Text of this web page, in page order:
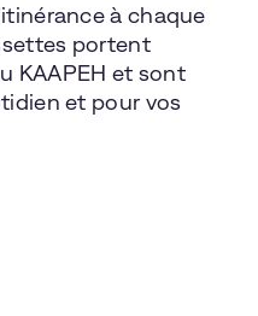
à chaque
portent
KAAPEH et sont
et pour vos